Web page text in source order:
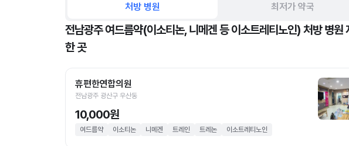
처방 병원 최저가 약국
전남광주 여드름약(이소티논, 니메겐 등 이소트레티노인) 처방 병원
한 곳
휴편한연합의원
전남광주 광산구 우산동
10,000원
여드름약 이소티논 니메겐 트레인 트레논 이소트레티노인